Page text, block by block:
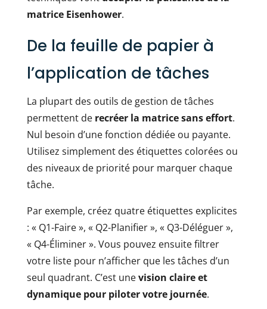
matrice Eisenhower.
De la feuille de papier à
l’application de tâches
La plupart des outils de gestion de tâches
permettent de recréer la matrice sans effort.
Nul besoin d’une fonction dédiée ou payante.
Utilisez simplement des étiquettes colorées ou
des niveaux de priorité pour marquer chaque
tâche.
Par exemple, créez quatre étiquettes explicites
: « Q1-Faire », « Q2-Planifier », « Q3-Déléguer »,
« Q4-Éliminer ». Vous pouvez ensuite filtrer
votre liste pour n’afficher que les tâches d’un
seul quadrant. C’est unevision claire et
dynamique pour piloter votre journée.